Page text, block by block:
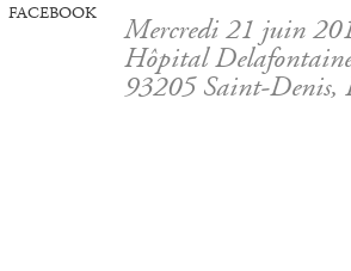
FACEBOOK
Mercredi 21 juin
Hôpital
93205 Saint-Denis,